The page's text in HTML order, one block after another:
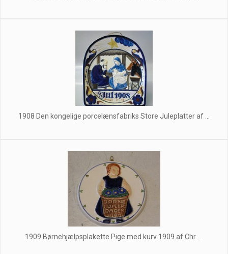
1908 Den kongelige porcelænsfabriks Store Juleplatter af ...
1909 Børnehjælpsplakette Pige med kurv 1909 af Chr. ...